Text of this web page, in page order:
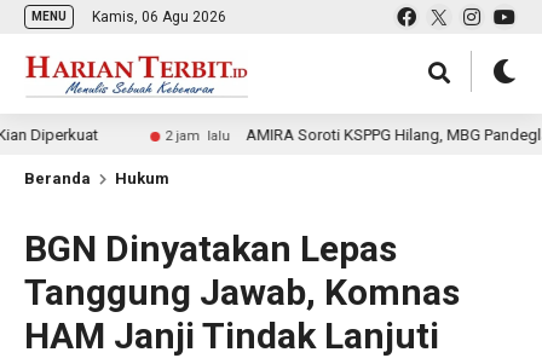
MENU Kamis, 06 Agu 2026
2 jam lalu AMIRA Soroti KSPPG Hilang, MBG Pandeglang
Beranda Hukum
BGN Dinyatakan Lepas
Tanggung Jawab, Komnas
HAM Janji Tindak Lanjuti